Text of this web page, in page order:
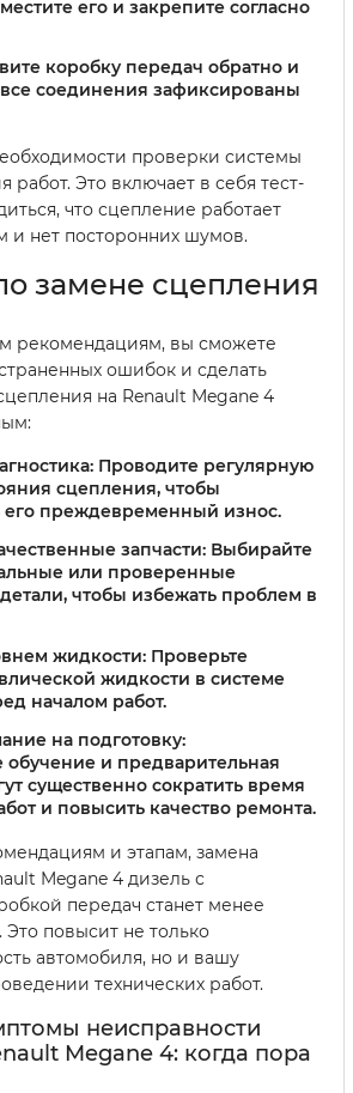
его и закрепите согласно
коробку передач обратно и
все соединения зафиксированы
проверки системы
работ. Это включает в себя тест-
что сцепление работает
и нет посторонних шумов.
замене сцепления
рекомендациям, вы сможете
ошибок и сделать
на Renault Megane 4
Проводите регулярную
сцепления, чтобы
его преждевременный износ.
запчасти: Выбирайте
или проверенные
чтобы избежать проблем в
жидкости: Проверьте
жидкости в системе
началом работ.
на подготовку:
обучение и предварительная
существенно сократить время
и повысить качество ремонта.
и этапам, замена
Megane 4 дизель с
передач станет менее
повысит не только
автомобиля, но и вашу
технических работ.
неисправности
Megane 4: когда пора